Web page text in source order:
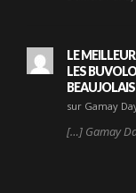
LE
LES
sur Gamay
[…] Gamay